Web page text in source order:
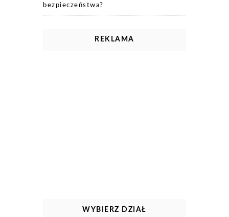
bezpieczeństwa?
REKLAMA
WYBIERZ DZIAŁ